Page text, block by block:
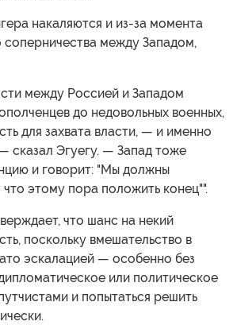
накаляются и из-за момента
соперничества между Западом,
между Россией и Западом
до недовольных военных,
для захвата власти, — и именно
сказал Эгуегу. — Запад тоже
и говорит: "Мы должны
этому пора положить конец"".
что шанс на некий
поскольку вмешательство в
эскалацией — особенно без
или политическое
и попытаться решить